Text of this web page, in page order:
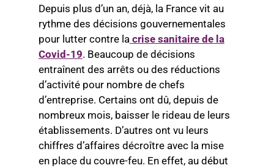
Depuis plus d’un an, déjà, la France vit au
rythme des décisions gouvernementales
pour lutter contre lacrise sanitaire de la
Covid-19. Beaucoup de décisions
entraînent des arrêts ou des réductions
d’activité pour nombre de chefs
d’entreprise. Certains ont dû, depuis de
nombreux mois, baisser le rideau de leurs
établissements. D’autres ont vu leurs
chiffres d’affaires décroître avec la mise
en place du couvre-feu. En effet, au début